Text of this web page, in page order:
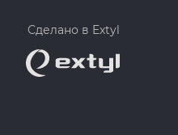
Сделано в Extyl